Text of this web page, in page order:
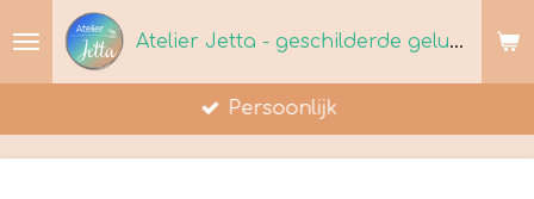
hoofdinhoud
Atelier Jetta - geschilderde geluksmomenten
Persoonlijk